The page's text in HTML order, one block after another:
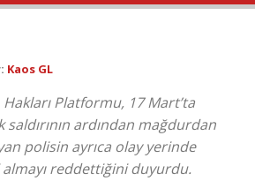
Kaos GL
Hakları Platformu, 17 Mart’ta
ardından mağdurdan
polisin ayrıca olay yerinde
reddettiğini duyurdu.